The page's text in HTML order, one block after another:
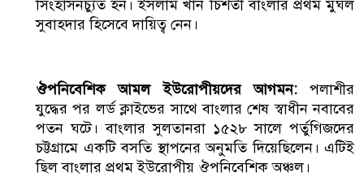
সিংহাসনচ্যুত হন। ইসলাম খান চিশতী বাংলার প্রথম মুঘল
সুবাহদার হিসেবে দায়িত্ব নেন।
ঔপনিবেশিক আমল ইউরোপীয়দের আগমন:পলাশীর
যুদ্ধের পর লর্ড ক্লাইভের সাথে বাংলার শেষ স্বাধীন নবাবের
পতন ঘটে। বাংলার সুলতানরা ১৫২৮ সালে পর্তুগিজদের
চট্টগ্রামে একটি বসতি স্থাপনের অনুমতি দিয়েছিলেন। এটিই
ছিল বাংলার প্রথম ইউরোপীয় ঔপনিবেশিক অঞ্চল।